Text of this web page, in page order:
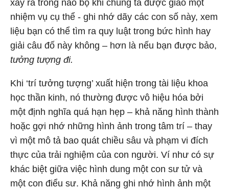
xảy ra trong não bộ khi chúng ta được giao một
nhiệm vụ cụ thể - ghi nhớ dãy các con số này, xem
liệu bạn có thể tìm ra quy luật trong bức hình hay
giải câu đố này không – hơn là nếu bạn được bảo,
tưởng tượng đi.
Khi ‘trí tưởng tượng’ xuất hiện trong tài liệu khoa
học thần kinh, nó thường được vô hiệu hóa bởi
một định nghĩa quá hạn hẹp – khả năng hình thành
hoặc gợi nhớ những hình ảnh trong tâm trí – thay
vì một mô tả bao quát chiều sâu và phạm vi đích
thực của trải nghiệm của con người. Ví như có sự
khác biệt giữa việc hình dung một con sư tử và
một con điểu sư. Khả năng ghi nhớ hình ảnh một